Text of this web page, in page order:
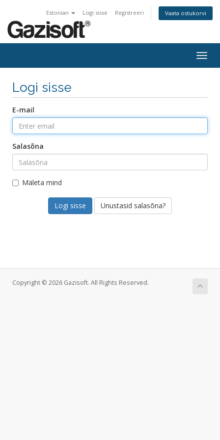
Estonian Logi sisse Registreeri Vaata ostukorvi
Logi sisse
E-mail
Salasõna
Mäleta mind
Unustasid salasõna?
Copyright © 2026 Gazisoft. All Rights Reserved.